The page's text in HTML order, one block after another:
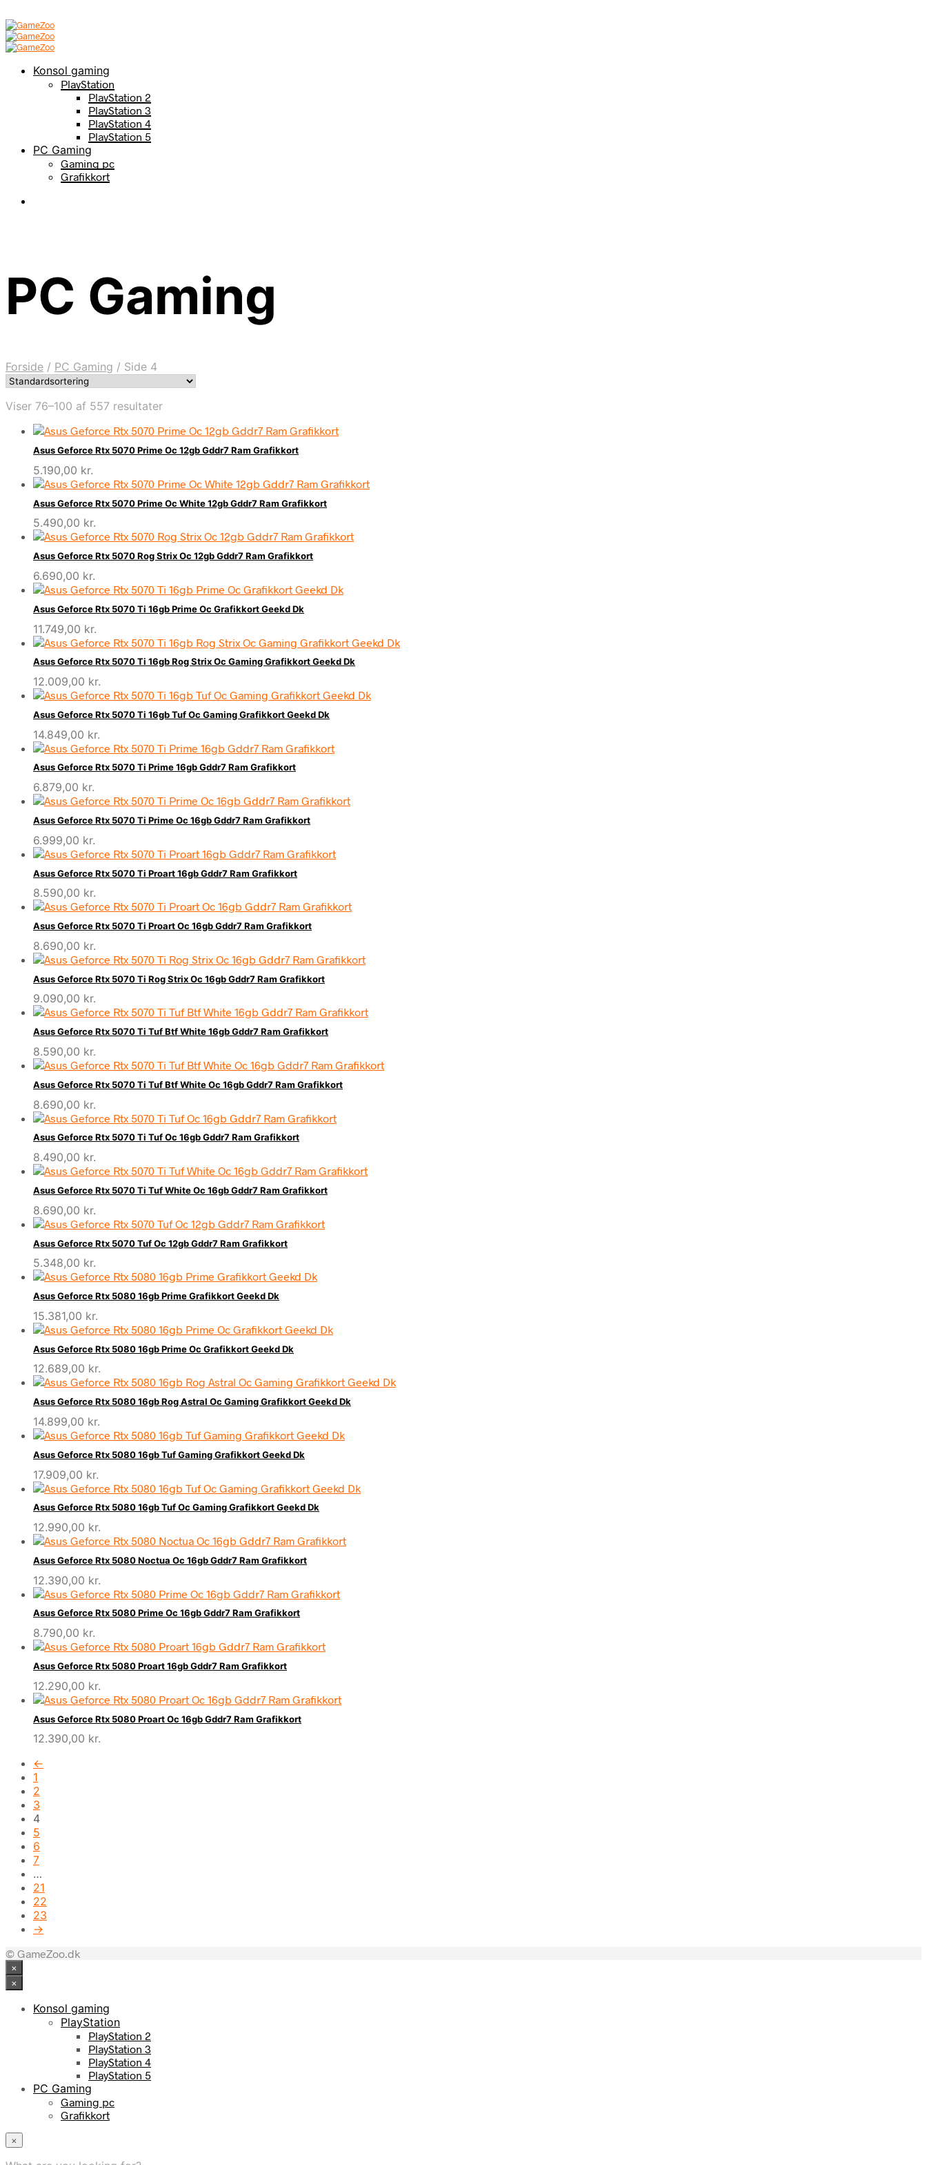
Konsol gaming
PlayStation
PlayStation 2
PlayStation 3
PlayStation 4
PlayStation 5
PC Gaming
Gaming pc
Grafikkort
PC Gaming
Forside / PC Gaming / Side 4
Viser 76–100 af 557 resultater
Asus Geforce Rtx 5070 Prime Oc 12gb Gddr7 Ram Grafikkort
5.190,00 kr.
Asus Geforce Rtx 5070 Prime Oc White 12gb Gddr7 Ram Grafikkort
5.490,00 kr.
Asus Geforce Rtx 5070 Rog Strix Oc 12gb Gddr7 Ram Grafikkort
6.690,00 kr.
Asus Geforce Rtx 5070 Ti 16gb Prime Oc Grafikkort Geekd Dk
11.749,00 kr.
Asus Geforce Rtx 5070 Ti 16gb Rog Strix Oc Gaming Grafikkort Geekd Dk
12.009,00 kr.
Asus Geforce Rtx 5070 Ti 16gb Tuf Oc Gaming Grafikkort Geekd Dk
14.849,00 kr.
Asus Geforce Rtx 5070 Ti Prime 16gb Gddr7 Ram Grafikkort
6.879,00 kr.
Asus Geforce Rtx 5070 Ti Prime Oc 16gb Gddr7 Ram Grafikkort
6.999,00 kr.
Asus Geforce Rtx 5070 Ti Proart 16gb Gddr7 Ram Grafikkort
8.590,00 kr.
Asus Geforce Rtx 5070 Ti Proart Oc 16gb Gddr7 Ram Grafikkort
8.690,00 kr.
Asus Geforce Rtx 5070 Ti Rog Strix Oc 16gb Gddr7 Ram Grafikkort
9.090,00 kr.
Asus Geforce Rtx 5070 Ti Tuf Btf White 16gb Gddr7 Ram Grafikkort
8.590,00 kr.
Asus Geforce Rtx 5070 Ti Tuf Btf White Oc 16gb Gddr7 Ram Grafikkort
8.690,00 kr.
Asus Geforce Rtx 5070 Ti Tuf Oc 16gb Gddr7 Ram Grafikkort
8.490,00 kr.
Asus Geforce Rtx 5070 Ti Tuf White Oc 16gb Gddr7 Ram Grafikkort
8.690,00 kr.
Asus Geforce Rtx 5070 Tuf Oc 12gb Gddr7 Ram Grafikkort
5.348,00 kr.
Asus Geforce Rtx 5080 16gb Prime Grafikkort Geekd Dk
15.381,00 kr.
Asus Geforce Rtx 5080 16gb Prime Oc Grafikkort Geekd Dk
12.689,00 kr.
Asus Geforce Rtx 5080 16gb Rog Astral Oc Gaming Grafikkort Geekd Dk
14.899,00 kr.
Asus Geforce Rtx 5080 16gb Tuf Gaming Grafikkort Geekd Dk
17.909,00 kr.
Asus Geforce Rtx 5080 16gb Tuf Oc Gaming Grafikkort Geekd Dk
12.990,00 kr.
Asus Geforce Rtx 5080 Noctua Oc 16gb Gddr7 Ram Grafikkort
12.390,00 kr.
Asus Geforce Rtx 5080 Prime Oc 16gb Gddr7 Ram Grafikkort
8.790,00 kr.
Asus Geforce Rtx 5080 Proart 16gb Gddr7 Ram Grafikkort
12.290,00 kr.
Asus Geforce Rtx 5080 Proart Oc 16gb Gddr7 Ram Grafikkort
12.390,00 kr.
←
1
2
3
4
5
6
7
…
21
22
23
→
© GameZoo.dk
×
×
Konsol gaming
PlayStation
PlayStation 2
PlayStation 3
PlayStation 4
PlayStation 5
PC Gaming
Gaming pc
Grafikkort
×